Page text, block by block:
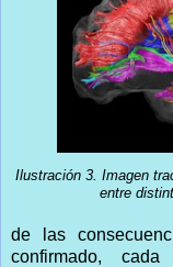
Ilustración 3. Imagen
entre
de las
confirmado,